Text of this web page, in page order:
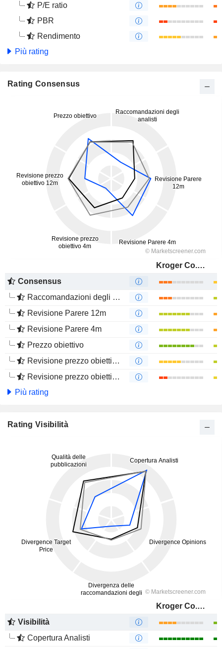
P/E ratio
PBR
Rendimento
Più rating
Rating Consensus
Kroger Co. (The)
Consensus
Raccomandazioni degli analisti
Revisione Parere 12m
Revisione Parere 4m
Prezzo obiettivo
Revisione prezzo obiettivo 12m
Revisione prezzo obiettivo 4m
Più rating
Rating Visibilità
Kroger Co. (The)
Visibilità
Copertura Analisti